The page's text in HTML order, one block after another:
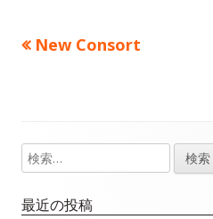
投
ビ
ゲ
前
New Consort
メ
イ
検
索:
最近の投稿